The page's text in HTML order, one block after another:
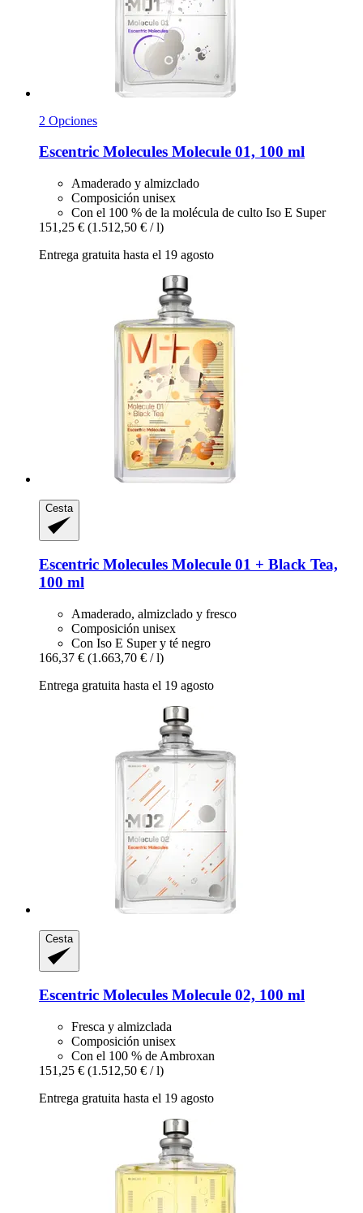
2 Opciones
Escentric Molecules Molecule 01, 100 ml
Amaderado y almizclado
Composición unisex
Con el 100 % de la molécula de culto Iso E Super
151,25 € (1.512,50 € / l)
Entrega gratuita hasta el 19 agosto
Cesta
Escentric Molecules Molecule 01 + Black Tea,
100 ml
Amaderado, almizclado y fresco
Composición unisex
Con Iso E Super y té negro
166,37 € (1.663,70 € / l)
Entrega gratuita hasta el 19 agosto
Cesta
Escentric Molecules Molecule 02, 100 ml
Fresca y almizclada
Composición unisex
Con el 100 % de Ambroxan
151,25 € (1.512,50 € / l)
Entrega gratuita hasta el 19 agosto